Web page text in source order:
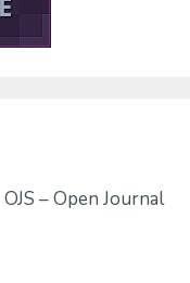
OJS – Open Journal